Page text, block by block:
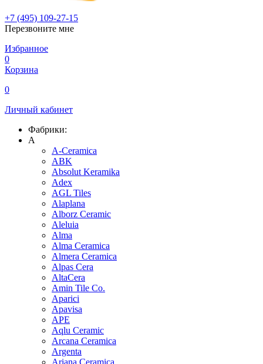
+7 (495) 109-27-15
Перезвоните мне
Избранное
0
Корзина
0
Личный кабинет
Фабрики:
A
A-Ceramica
ABK
Absolut Keramika
Adex
AGL Tiles
Alaplana
Alborz Ceramic
Aleluia
Alma
Alma Ceramica
Almera Ceramica
Alpas Cera
AltaCera
Amin Tile Co.
Aparici
Apavisa
APE
Aqlu Ceramic
Arcana Ceramica
Argenta
Ariana Ceramica